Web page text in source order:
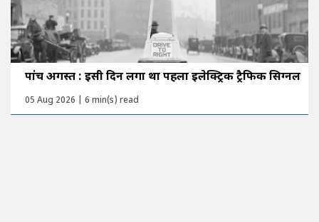
पांच अगस्त : इसी दिन लगा था पहला इलेक्ट्रिक ट्रैफिक सिग्नल
05 Aug 2026 | 6 min(s) read